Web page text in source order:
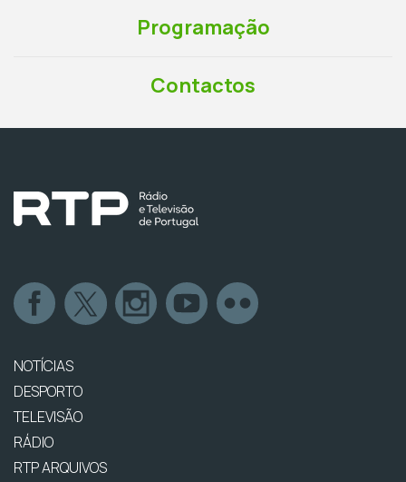
Programação
Contactos
NOTÍCIAS
DESPORTO
TELEVISÃO
RÁDIO
RTP ARQUIVOS